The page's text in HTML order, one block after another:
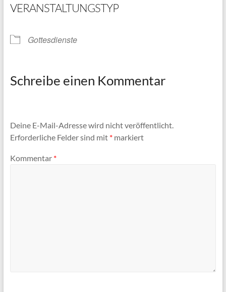
VERANSTALTUNGSTYP
Gottesdienste
Schreibe einen Kommentar
Deine E-Mail-Adresse wird nicht veröffentlicht.
Erforderliche Felder sind mit *markiert
Kommentar *